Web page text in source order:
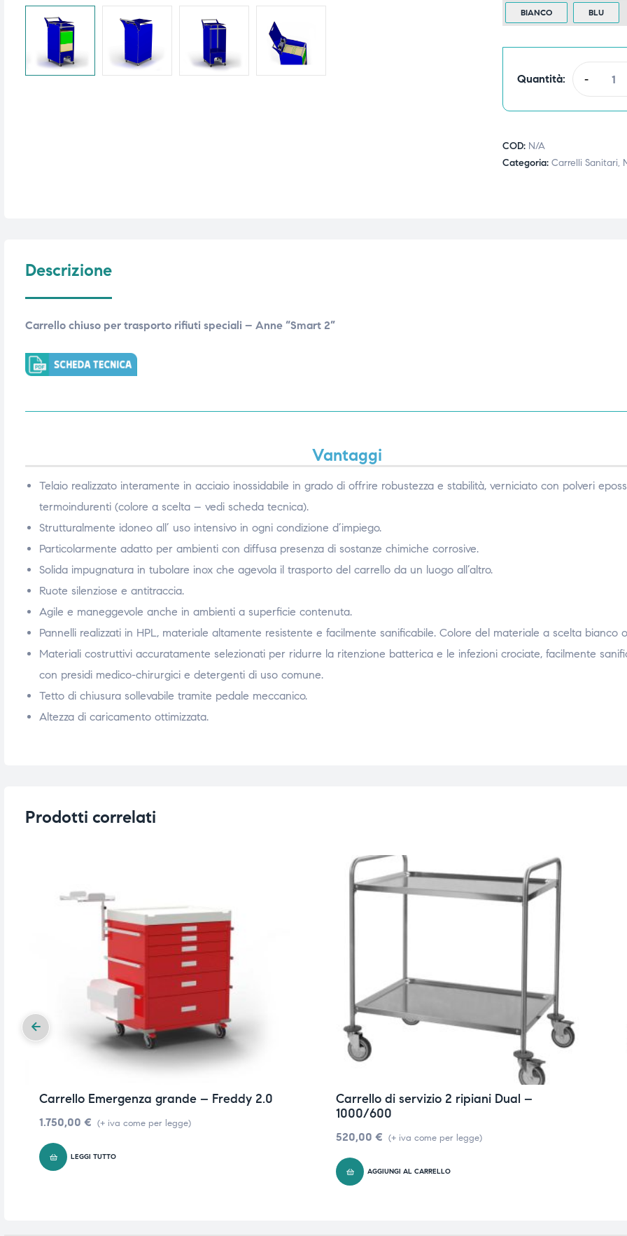
BIANCO BLU
Quantità: -
COD: N/A
Categoria: Carrelli Sanitari,
Descrizione
Carrello chiuso per trasporto rifiuti speciali – Anne “Smart 2”
Vantaggi
Telaio realizzato interamente in acciaio inossidabile in grado di offrire robustezza e stabilità, verniciato con polveri
termoindurenti (colore a scelta – vedi scheda tecnica).
Strutturalmente idoneo all’ uso intensivo in ogni condizione d’impiego.
Particolarmente adatto per ambienti con diffusa presenza di sostanze chimiche corrosive.
Solida impugnatura in tubolare inox che agevola il trasporto del carrello da un luogo all’altro.
Ruote silenziose e antitraccia.
Agile e maneggevole anche in ambienti a superficie contenuta.
Pannelli realizzati in HPL, materiale altamente resistente e facilmente sanificabile. Colore del materiale a scelta bianco
Materiali costruttivi accuratamente selezionati per ridurre la ritenzione batterica e le infezioni crociate, facilmente
con presidi medico-chirurgici e detergenti di uso comune.
Tetto di chiusura sollevabile tramite pedale meccanico.
Altezza di caricamento ottimizzata.
Prodotti correlati
Carrello Emergenza grande – Freddy 2.0
1.750,00 € (+ iva come per legge)
LEGGI TUTTO
Carrello di servizio 2 ripiani Dual –
1000/600
520,00 € (+ iva come per legge)
AGGIUNGI AL CARRELLO